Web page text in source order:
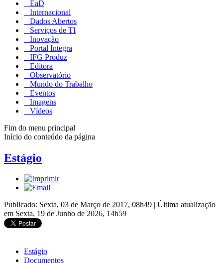
EaD
Internacional
Dados Abertos
Serviços de TI
Inovação
Portal Integra
IFG Produz
Editora
Observatório
Mundo do Trabalho
Eventos
Imagens
Vídeos
Fim do menu principal
Início do conteúdo da página
Estágio
Publicado: Sexta, 03 de Março de 2017, 08h49 | Última atualização
em Sexta, 19 de Junho de 2026, 14h59
Estágio
Documentos